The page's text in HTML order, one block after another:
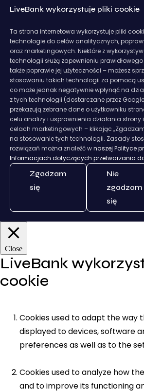
LiveBank wykorzystuje pliki cookie
Ta strona internetowa wykorzystuje pliki
technologie do celów analitycznych,
oraz marketingowych. Niektóre z
technologii służą zapewnieniu
także poprawie jej użyteczności – możesz
stosowaniu takich technologii za pomocą
co może jednak negatywnie wpłynąć na
z tych technologii (dostarczane przez
przekazują zebrane dane o użytkowniku
celu analizy i usprawnienia działania strony
celach marketingowych – klikając
na stosowanie tych technologii. Zasady
rozwiązań można znaleźć wnaszej Polityce
Informacjach dotyczących przetwarzania
Zgadzam
się
Nie
zgadzam
się
Close
LiveBank
cookie
Cookies used to adapt the way
displayed to devices, software
preferences as well as to the
Cookies used to analyze how
and to improve its functioning